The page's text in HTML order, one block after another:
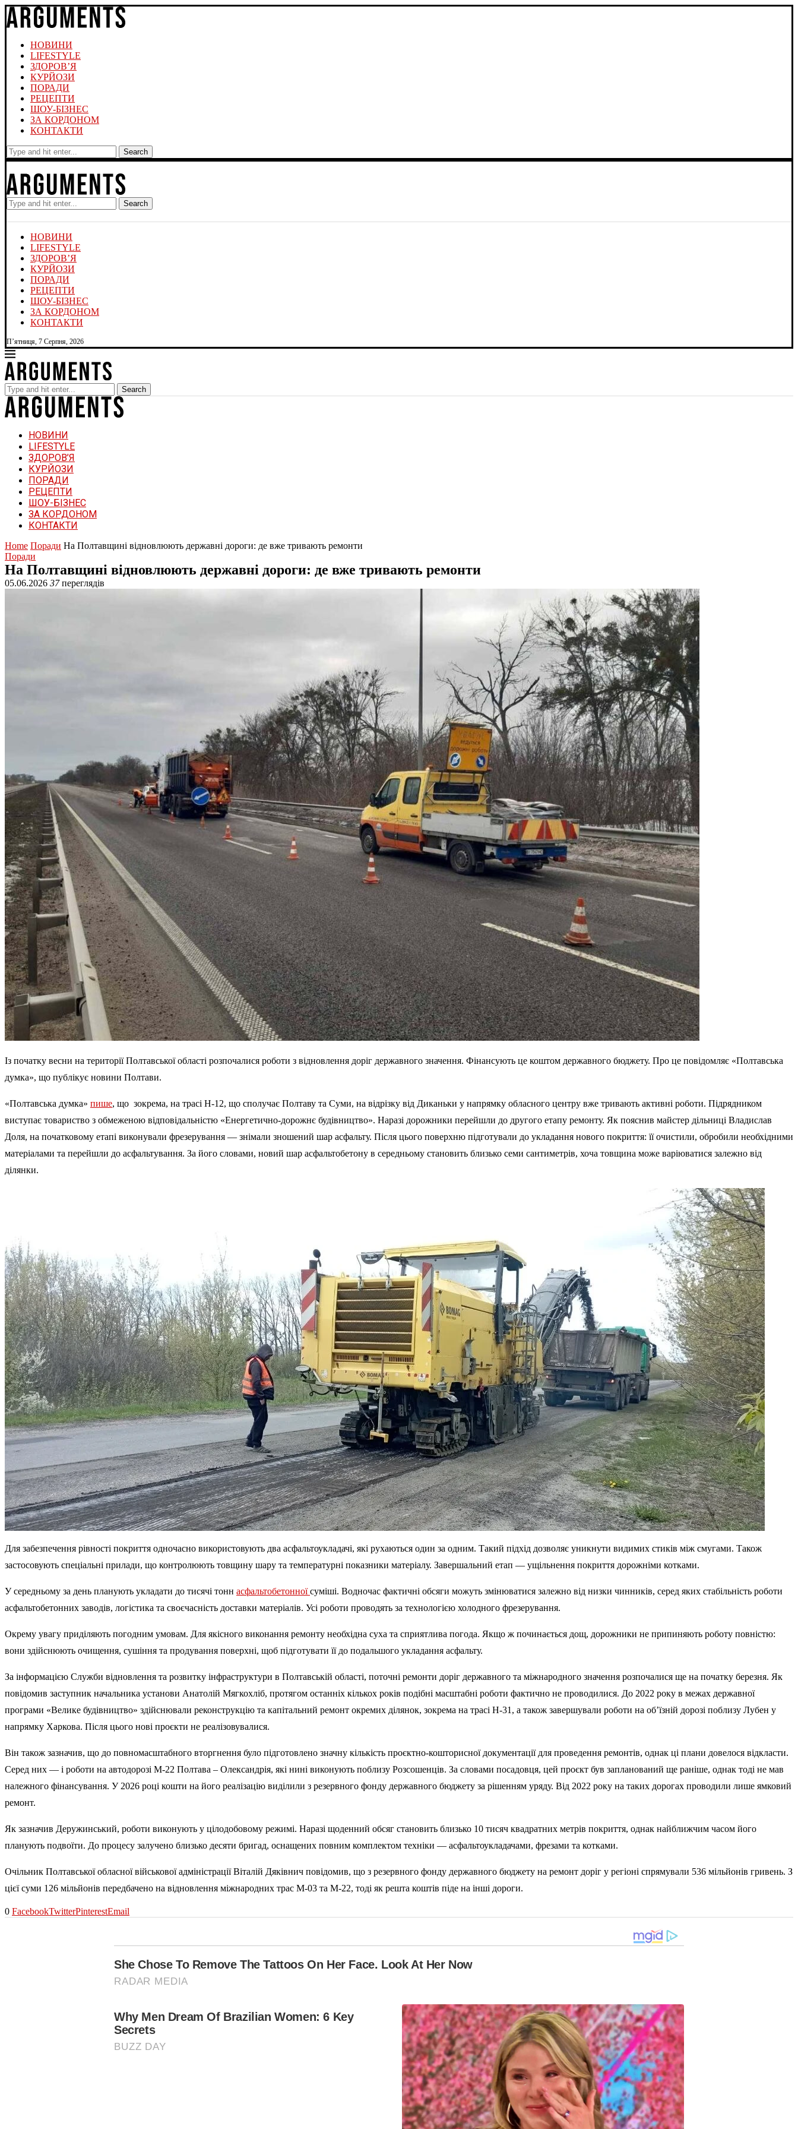
НОВИНИ
LIFESTYLE
ЗДОРОВ’Я
КУРЙОЗИ
ПОРАДИ
РЕЦЕПТИ
ШОУ-БІЗНЕС
ЗА КОРДОНОМ
КОНТАКТИ
Search
Search
НОВИНИ
LIFESTYLE
ЗДОРОВ’Я
КУРЙОЗИ
ПОРАДИ
РЕЦЕПТИ
ШОУ-БІЗНЕС
ЗА КОРДОНОМ
КОНТАКТИ
П’ятниця, 7 Серпня, 2026
Search
НОВИНИ
LIFESTYLE
ЗДОРОВ’Я
КУРЙОЗИ
ПОРАДИ
РЕЦЕПТИ
ШОУ-БІЗНЕС
ЗА КОРДОНОМ
КОНТАКТИ
Home Поради На Полтавщині відновлюють державні дороги: де вже тривають ремонти
Поради
На Полтавщині відновлюють державні дороги: де вже тривають ремонти
05.06.2026 37переглядів
Із початку весни на території Полтавської області розпочалися роботи з відновлення доріг державного значення. Фінансують це коштом державного бюджету. Про це повідомляє «Полтавська
думка», що публікує новини Полтави.
«Полтавська думка» пише, що зокрема, на трасі Н-12, що сполучає Полтаву та Суми, на відрізку від Диканьки у напрямку обласного центру вже тривають активні роботи. Підрядником
виступає товариство з обмеженою відповідальністю «Енергетично-дорожнє будівництво». Наразі дорожники перейшли до другого етапу ремонту. Як пояснив майстер дільниці Владислав
Доля, на початковому етапі виконували фрезерування — знімали зношений шар асфальту. Після цього поверхню підготували до укладання нового покриття: її очистили, обробили необхідними
матеріалами та перейшли до асфальтування. За його словами, новий шар асфальтобетону в середньому становить близько семи сантиметрів, хоча товщина може варіюватися залежно від
ділянки.
Для забезпечення рівності покриття одночасно використовують два асфальтоукладачі, які рухаються один за одним. Такий підхід дозволяє уникнути видимих стиків між смугами. Також
застосовують спеціальні прилади, що контролюють товщину шару та температурні показники матеріалу. Завершальний етап — ущільнення покриття дорожніми котками.
У середньому за день планують укладати до тисячі тонн асфальтобетонноїсуміші. Водночас фактичні обсяги можуть змінюватися залежно від низки чинників, серед яких стабільність роботи
асфальтобетонних заводів, логістика та своєчасність доставки матеріалів. Усі роботи проводять за технологією холодного фрезерування.
Окрему увагу приділяють погодним умовам. Для якісного виконання ремонту необхідна суха та сприятлива погода. Якщо ж починається дощ, дорожники не припиняють роботу повністю:
вони здійснюють очищення, сушіння та продування поверхні, щоб підготувати її до подальшого укладання асфальту.
За інформацією Служби відновлення та розвитку інфраструктури в Полтавській області, поточні ремонти доріг державного та міжнародного значення розпочалися ще на початку березня. Як
повідомив заступник начальника установи Анатолій Мягкохліб, протягом останніх кількох років подібні масштабні роботи фактично не проводилися. До 2022 року в межах державної
програми «Велике будівництво» здійснювали реконструкцію та капітальний ремонт окремих ділянок, зокрема на трасі Н-31, а також завершували роботи на об’їзній дорозі поблизу Лубен у
напрямку Харкова. Після цього нові проєкти не реалізовувалися.
Він також зазначив, що до повномасштабного вторгнення було підготовлено значну кількість проєктно-кошторисної документації для проведення ремонтів, однак ці плани довелося відкласти.
Серед них — і роботи на автодорозі М-22 Полтава – Олександрія, які нині виконують поблизу Розсошенців. За словами посадовця, цей проєкт був запланований ще раніше, однак тоді не мав
належного фінансування. У 2026 році кошти на його реалізацію виділили з резервного фонду державного бюджету за рішенням уряду. Від 2022 року на таких дорогах проводили лише ямковий
ремонт.
Як зазначив Деружинський, роботи виконують у цілодобовому режимі. Наразі щоденний обсяг становить близько 10 тисяч квадратних метрів покриття, однак найближчим часом його
планують подвоїти. До процесу залучено близько десяти бригад, оснащених повним комплектом техніки — асфальтоукладачами, фрезами та котками.
Очільник Полтавської обласної військової адміністрації Віталій Дяківнич повідомив, що з резервного фонду державного бюджету на ремонт доріг у регіоні спрямували 536 мільйонів гривень. З
цієї суми 126 мільйонів передбачено на відновлення міжнародних трас М-03 та М-22, тоді як решта коштів піде на інші дороги.
0 FacebookTwitterPinterestEmail